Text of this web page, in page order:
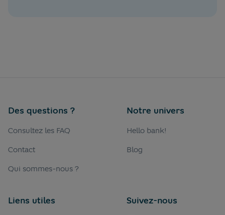
Des questions ?
Consultez les FAQ
Contact
Qui sommes-nous ?
Notre univers
Hello bank!
Blog
Liens utiles Suivez-nous